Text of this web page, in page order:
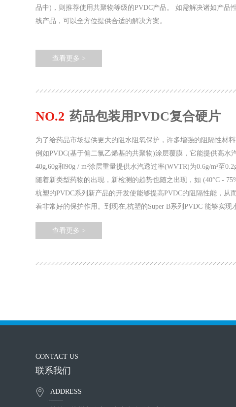
品中)，则推荐使用共聚物等级的PVDC产品。 如需解决诸如产品
线产品，可以全方位提供合适的解决方案。
查看更多 >
NO.2 药品包装用PVDC复合硬片
为了给药品市场提供更大的阻水阻氧保护，许多增强的阻隔性材
例如PVDC(基于偏二氯乙烯基的共聚物)涂层覆膜，它能提供高水
40g,60g和90g / m²涂层重量提供水汽透过率(WVTR)为0.6g/m²至
随着新类型药物的出现，新检测的趋势也随之出现，如 (40°C -
杭塑的PVDC系列新产品的开发使能够提高PVDC的阻隔性能，从
着非常好的保护作用。到现在,杭塑的Super B系列PVDC 能够实现
查看更多 >
CONTACT US
联系我们
ADDRESS